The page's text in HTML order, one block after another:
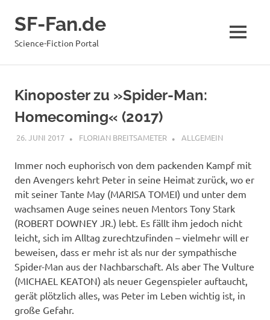
InhaltSF-Fan.de
Science-Fiction Portal MENÜ
Kinoposter zu »Spider-Man:
Homecoming« (2017)
26. JUNI 2017 FLORIAN BREITSAMETER ALLGEMEIN
Immer noch euphorisch von dem packenden Kampf mit
den Avengers kehrt Peter in seine Heimat zurück, wo er
mit seiner Tante May (MARISA TOMEI) und unter dem
wachsamen Auge seines neuen Mentors Tony Stark
(ROBERT DOWNEY JR.) lebt. Es fällt ihm jedoch nicht
leicht, sich im Alltag zurechtzufinden – vielmehr will er
beweisen, dass er mehr ist als nur der sympathische
Spider-Man aus der Nachbarschaft. Als aber The Vulture
(MICHAEL KEATON) als neuer Gegenspieler auftaucht,
gerät plötzlich alles, was Peter im Leben wichtig ist, in
große Gefahr.